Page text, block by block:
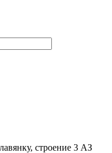
строение 3 АЗ